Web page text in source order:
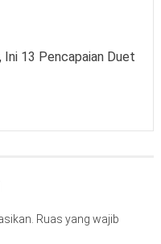
Ini 13 Pencapaian Duet
Ruas yang wajib